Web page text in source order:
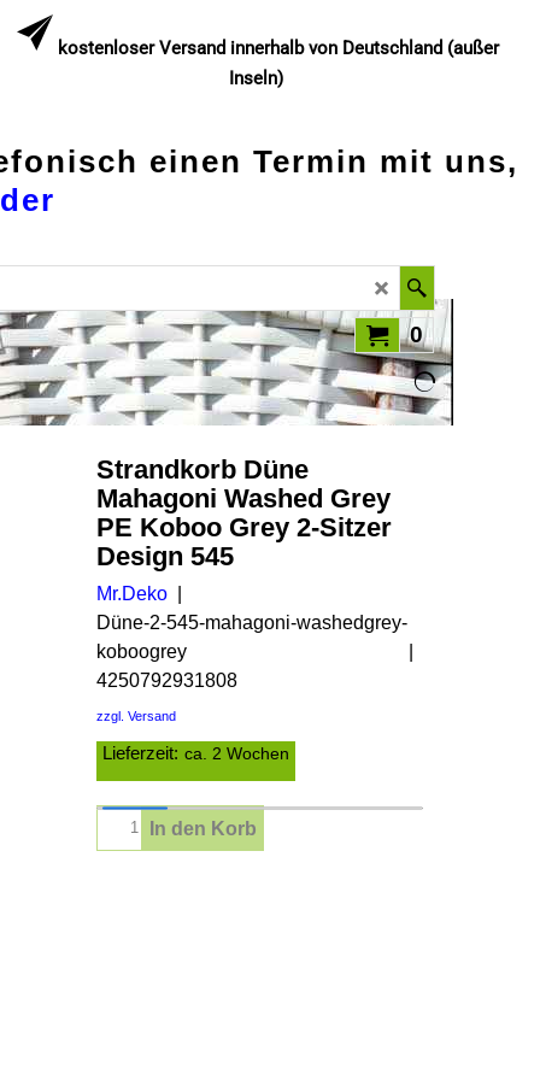
kostenloser Versand innerhalb von Deutschland (außer
Inseln)
einen Termin mit uns,
0
Strandkorb Düne
Mahagoni Washed Grey
PE Koboo Grey 2-Sitzer
Design 545
Mr.Deko
Düne-2-545-mahagoni-washedgrey-
koboogrey
4250792931808
zzgl. Versand
Lieferzeit: ca. 2 Wochen
In den Korb